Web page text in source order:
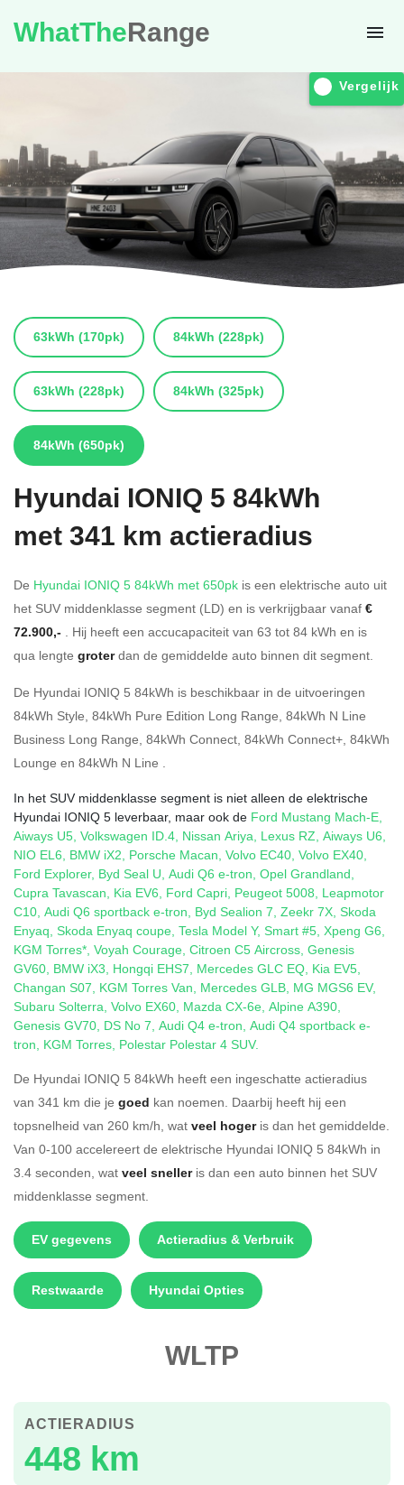
WhatTheRange
Vergelijk
63kWh (170pk) 84kWh (228pk)
63kWh (228pk) 84kWh (325pk)
84kWh (650pk)
Hyundai IONIQ 5 84kWh
met 341 km actieradius
De Hyundai IONIQ 5 84kWh met 650pk is een elektrische auto uit
het SUV middenklasse segment (LD) en is verkrijgbaar vanaf €
72.900,- . Hij heeft een accucapaciteit van 63 tot 84 kWh en is
qua lengte groterdan de gemiddelde auto binnen dit segment.
De Hyundai IONIQ 5 84kWh is beschikbaar in de uitvoeringen
84kWh Style, 84kWh Pure Edition Long Range, 84kWh N Line
Business Long Range, 84kWh Connect, 84kWh Connect+, 84kWh
Lounge en 84kWh N Line .
In het SUV middenklasse segment is niet alleen de elektrische
Hyundai IONIQ 5 leverbaar, maar ook de Ford Mustang Mach-E,
Aiways U5, Volkswagen ID.4, Nissan Ariya, Lexus RZ, Aiways U6,
NIO EL6, BMW iX2, Porsche Macan, Volvo EC40, Volvo EX40,
Ford Explorer, Byd Seal U, Audi Q6 e-tron, Opel Grandland,
Cupra Tavascan, Kia EV6, Ford Capri, Peugeot 5008, Leapmotor
C10, Audi Q6 sportback e-tron, Byd Sealion 7, Zeekr 7X, Skoda
Enyaq, Skoda Enyaq coupe, Tesla Model Y, Smart #5, Xpeng G6,
KGM Torres*, Voyah Courage, Citroen C5 Aircross, Genesis
GV60, BMW iX3, Hongqi EHS7, Mercedes GLC EQ, Kia EV5,
Changan S07, KGM Torres Van, Mercedes GLB, MG MGS6 EV,
Subaru Solterra, Volvo EX60, Mazda CX-6e, Alpine A390,
Genesis GV70, DS No 7, Audi Q4 e-tron, Audi Q4 sportback e-
tron, KGM Torres, Polestar Polestar 4 SUV.
De Hyundai IONIQ 5 84kWh heeft een ingeschatte actieradius
van 341 km die je goed kan noemen. Daarbij heeft hij een
topsnelheid van 260 km/h, wat veel hogeris dan het gemiddelde.
Van 0-100 accelereert de elektrische Hyundai IONIQ 5 84kWh in
3.4 seconden, wat veel snelleris dan een auto binnen het SUV
middenklasse segment.
EV gegevens Actieradius & Verbruik
Restwaarde Hyundai Opties
WLTP
448 km
ACTIERADIUS